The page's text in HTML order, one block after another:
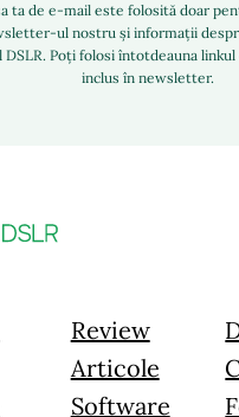
ta de e-mail este folosită doar
ul nostru și informații
DSLR. Poți folosi întotdeauna linkul
inclus în newsletter.
Review
Articole
Software